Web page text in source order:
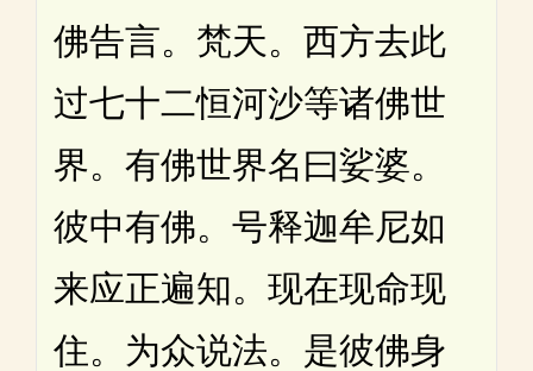
佛告言。梵天。西方去此
过七十二恒河沙等诸佛世
界。有佛世界名曰娑婆。
彼中有佛。号释迦牟尼如
来应正遍知。现在现命现
住。为众说法。是彼佛身